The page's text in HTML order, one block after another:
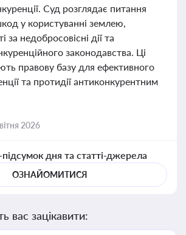
Суд розглядає питання
у користуванні землею,
за недобросовісні дії та
законодавства. Ці
правову базу для ефективного
та протидії антиконкурентним
2026
дня та статті-джерела
ОЗНАЙОМИТИСЯ
вас зацікавити: